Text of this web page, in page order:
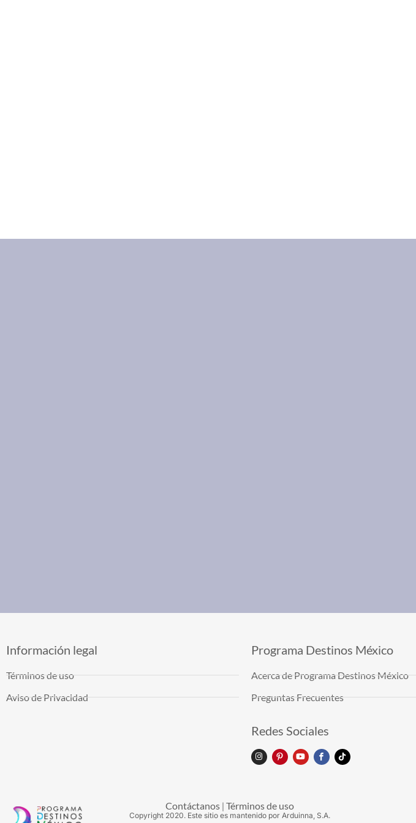
Información legal
Términos de uso
Aviso de Privacidad
Programa Destinos México
Acerca de Programa Destinos México
Preguntas Frecuentes
Redes Sociales
Contáctanos Términos de uso
Copyright 2020. Este sitio es mantenido por Arduinna, S.A.